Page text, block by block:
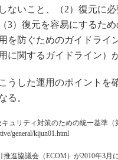
ないこと、（2）復元に
3）復元を容易にするた
を防ぐためのガイドライ
に関するガイドライン）
うした運用のポイントを
る。
ュリティ対策のための統一基準
general/kijun01.html
進協議会（ECOM）が2010年3